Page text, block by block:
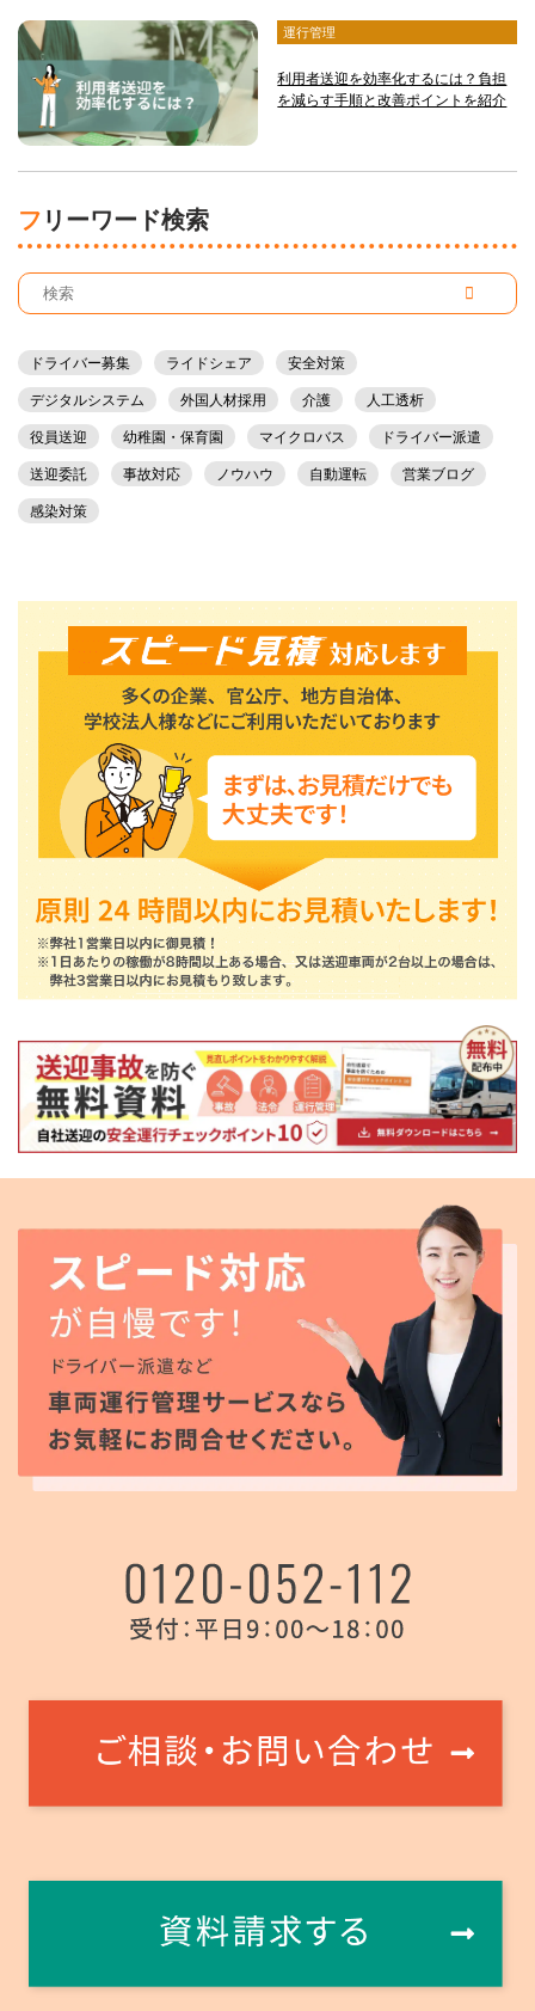
運行管理
利用者送迎を効率化するには？負担
を減らす手順と改善ポイントを紹介
フリーワード検索
ドライバー募集 ライドシェア 安全対策
デジタルシステム 外国人材採用 介護 人工透析
役員送迎 幼稚園・保育園 マイクロバス ドライバー派遣
送迎委託 事故対応 ノウハウ 自動運転 営業ブログ
感染対策